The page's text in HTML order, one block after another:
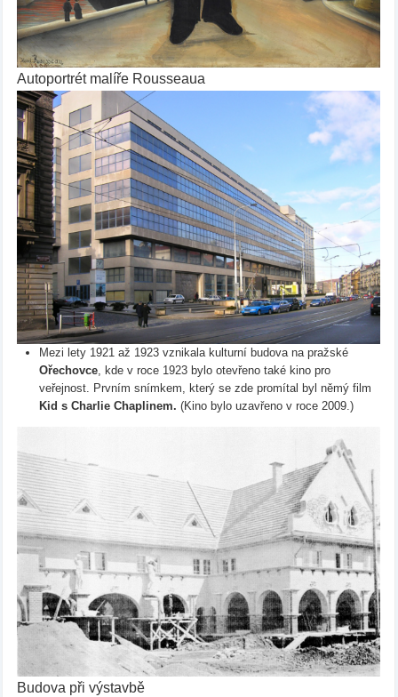
Autoportrét malíře Rousseaua
Mezi lety 1921 až 1923 vznikala kulturní budova na pražské
Ořechovce, kde v roce 1923 bylo otevřeno také kino pro
veřejnost. Prvním snímkem, který se zde promítal byl němý film
Kid s Charlie Chaplinem. (Kino bylo uzavřeno v roce 2009.)
Budova při výstavbě